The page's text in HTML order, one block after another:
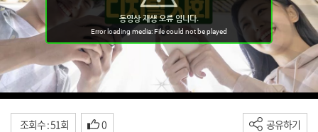
조회수 : 51회 0 공유하기